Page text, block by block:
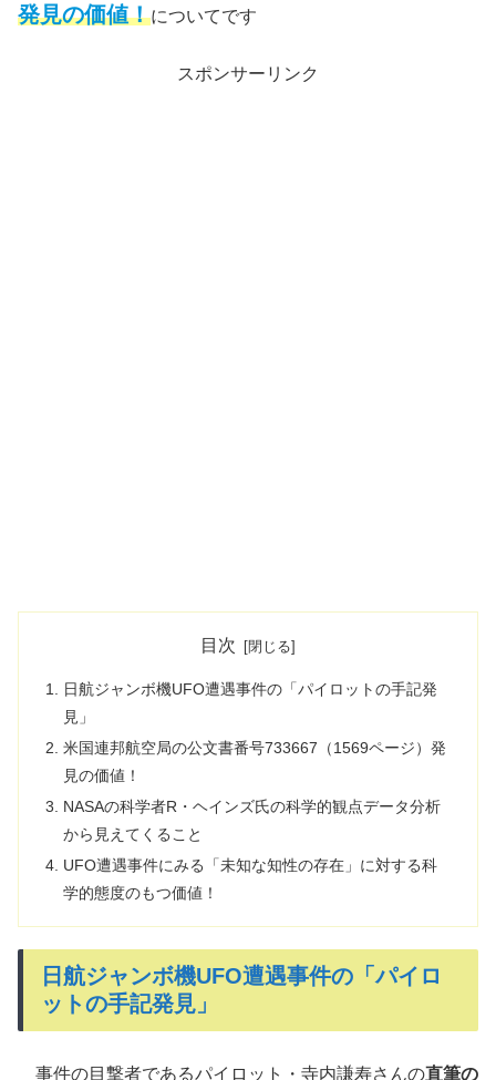
発見の価値！についてです
スポンサーリンク
目次
日航ジャンボ機UFO遭遇事件の「パイロットの手記発
見」
米国連邦航空局の公文書番号733667（1569ページ）発
見の価値！
NASAの科学者R・ヘインズ氏の科学的観点データ分析
から見えてくること
UFO遭遇事件にみる「未知な知性の存在」に対する科
学的態度のもつ価値！
日航ジャンボ機UFO遭遇事件の「パイロ
ットの手記発見」
事件の目撃者であるパイロット・寺内謙寿さんの直筆の